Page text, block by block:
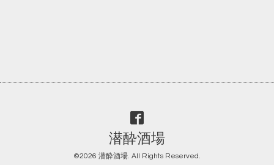
潜酔酒場
©2026 潜酔酒場. All Rights Reserved.